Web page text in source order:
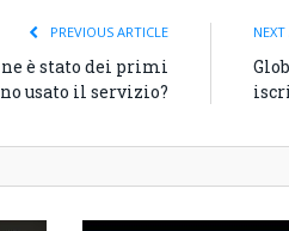
PREVIOUS ARTICLE
ne è stato dei primi
usato il servizio?